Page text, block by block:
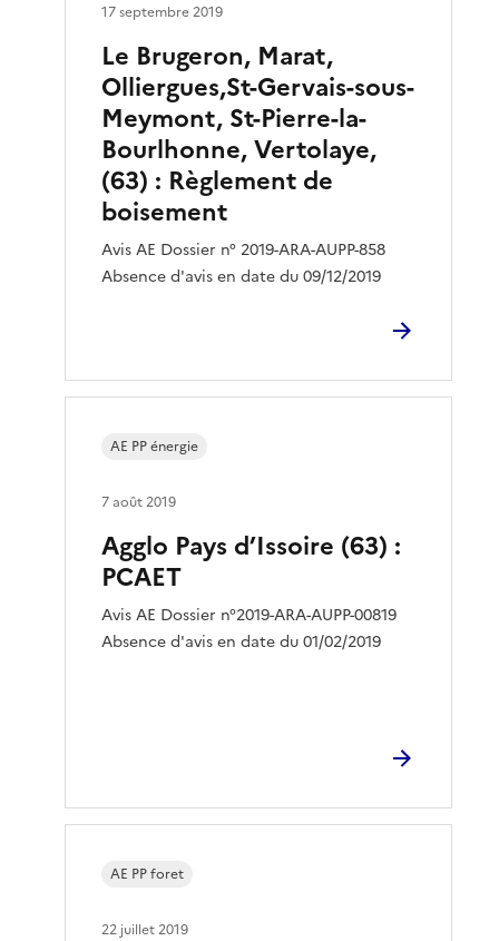
Le Brugeron, Marat,
Olliergues,St-Gervais-sous-
Meymont, St-Pierre-la-
Bourlhonne, Vertolaye,
(63) : Règlement de
boisement
Avis AE Dossier n° 2019-ARA-AUPP-858
Absence d'avis en date du 09/12/2019
17 septembre 2019
Agglo Pays d’Issoire (63) :
PCAET
Avis AE Dossier n°2019-ARA-AUPP-00819
Absence d'avis en date du 01/02/2019
AE PP énergie
7 août 2019
AE PP foret
22 juillet 2019